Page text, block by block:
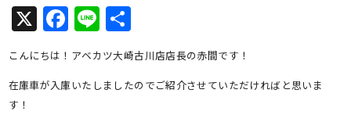
X Facebook
Line共
有
こんにちは！アベカツ大崎古川店店長の赤間です！
在庫車が入庫いたしましたのでご紹介させていただければと思いま
す！